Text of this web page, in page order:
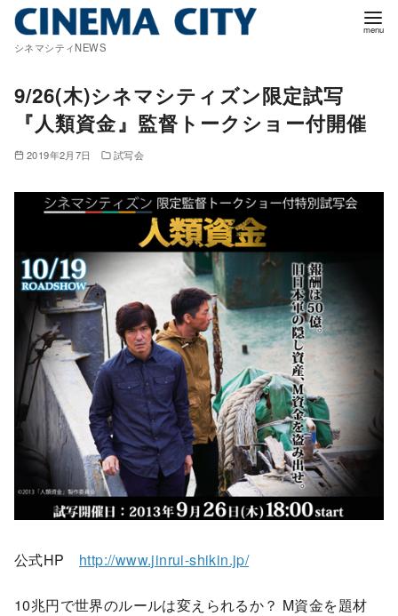
シネマシティNEWS
9/26(木)シネマシティズン限定試写
『人類資金』監督トークショー付開催
2019年2月7日 試写会
公式HP http://www.jinrui-shikin.jp/
10兆円で世界のルールは変えられるか？ M資金を題材